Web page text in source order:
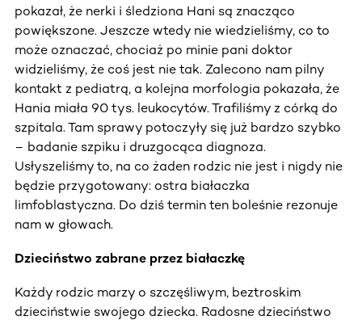
pokazał, że nerki i śledziona Hani są znacząco
powiększone. Jeszcze wtedy nie wiedzieliśmy, co to
może oznaczać, chociaż po minie pani doktor
widzieliśmy, że coś jest nie tak. Zalecono nam pilny
kontakt z pediatrą, a kolejna morfologia pokazała, że
Hania miała 90 tys. leukocytów. Trafiliśmy z córką do
szpitala. Tam sprawy potoczyły się już bardzo szybko
– badanie szpiku i druzgocąca diagnoza.
Usłyszeliśmy to, na co żaden rodzic nie jest i nigdy nie
będzie przygotowany: ostra białaczka
limfoblastyczna. Do dziś termin ten boleśnie rezonuje
nam w głowach.
Dzieciństwo zabrane przez białaczkę
Każdy rodzic marzy o szczęśliwym, beztroskim
dzieciństwie swojego dziecka. Radosne dzieciństwo